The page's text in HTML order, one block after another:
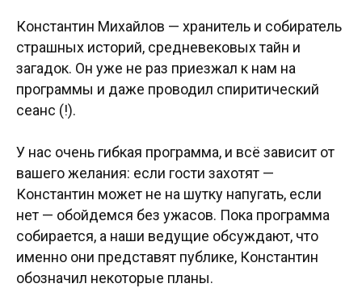
Константин Михайлов — хранитель и собиратель
страшных историй, средневековых тайн и
загадок. Он уже не раз приезжал к нам на
программы и даже проводил спиритический
сеанс (!).
У нас очень гибкая программа, и всё зависит от
вашего желания: если гости захотят —
Константин может не на шутку напугать, если
нет — обойдемся без ужасов. Пока программа
собирается, а наши ведущие обсуждают, что
именно они представят публике, Константин
обозначил некоторые планы.